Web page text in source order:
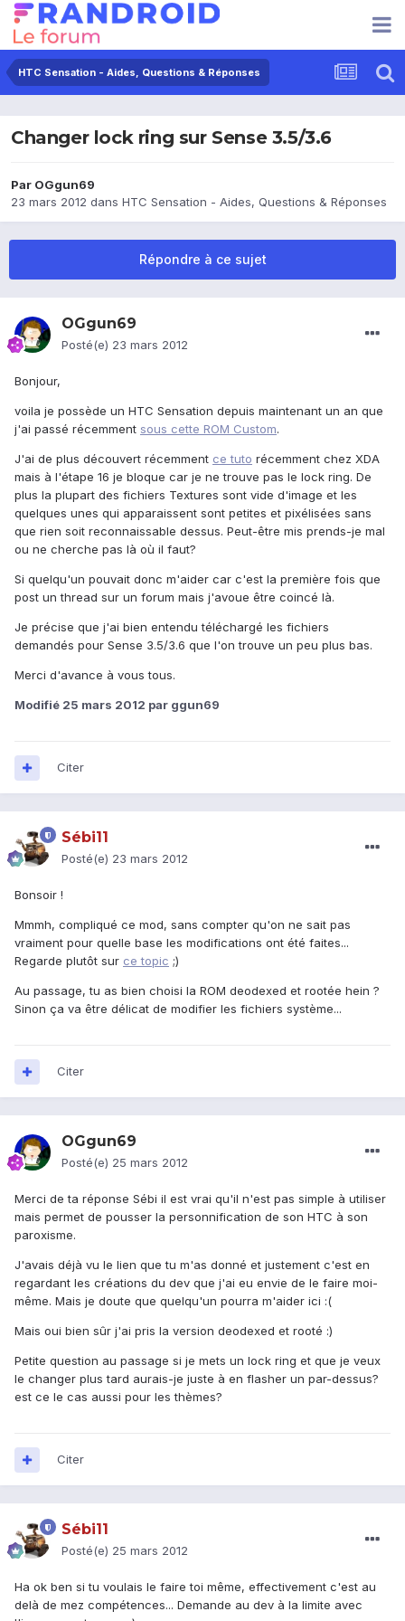
HTC Sensation - Aides, Questions & Réponses
Changer lock ring sur Sense 3.5/3.6
Par OGgun69
23 mars 2012 dans HTC Sensation - Aides, Questions & Réponses
Répondre à ce sujet
OGgun69
Posté(e) 23 mars 2012
Bonjour,
voila je possède un HTC Sensation depuis maintenant un an que
j'ai passé récemment sous cette ROM Custom.
J'ai de plus découvert récemment ce tuto récemment chez XDA
mais à l'étape 16 je bloque car je ne trouve pas le lock ring. De
plus la plupart des fichiers Textures sont vide d'image et les
quelques unes qui apparaissent sont petites et pixélisées sans
que rien soit reconnaissable dessus. Peut-être mis prends-je mal
ou ne cherche pas là où il faut?
Si quelqu'un pouvait donc m'aider car c'est la première fois que
post un thread sur un forum mais j'avoue être coincé là.
Je précise que j'ai bien entendu téléchargé les fichiers
demandés pour Sense 3.5/3.6 que l'on trouve un peu plus bas.
Merci d'avance à vous tous.
Modifié 25 mars 2012 par ggun69
Citer
Sébi11
Posté(e) 23 mars 2012
Bonsoir !
Mmmh, compliqué ce mod, sans compter qu'on ne sait pas
vraiment pour quelle base les modifications ont été faites...
Regarde plutôt sur ce topic ;)
Au passage, tu as bien choisi la ROM deodexed et rootée hein ?
Sinon ça va être délicat de modifier les fichiers système...
Citer
OGgun69
Posté(e) 25 mars 2012
Merci de ta réponse Sébi il est vrai qu'il n'est pas simple à utiliser
mais permet de pousser la personnification de son HTC à son
paroxisme.
J'avais déjà vu le lien que tu m'as donné et justement c'est en
regardant les créations du dev que j'ai eu envie de le faire moi-
même. Mais je doute que quelqu'un pourra m'aider ici :(
Mais oui bien sûr j'ai pris la version deodexed et rooté :)
Petite question au passage si je mets un lock ring et que je veux
le changer plus tard aurais-je juste à en flasher un par-dessus?
est ce le cas aussi pour les thèmes?
Citer
Sébi11
Posté(e) 25 mars 2012
Ha ok ben si tu voulais le faire toi même, effectivement c'est au
delà de mez compétences... Demande au dev à la limite avec